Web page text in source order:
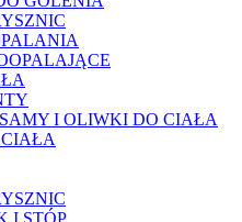
I OLIWKI DO CIAŁA
I STÓP